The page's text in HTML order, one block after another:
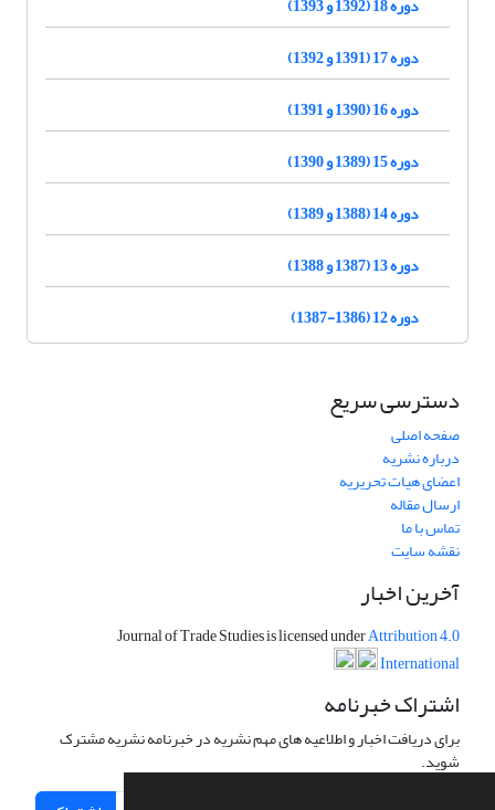
دوره 17 (1391 و 1392)
دوره 16 (1390 و 1391)
دوره 15 (1389 و 1390)
دوره 14 (1388 و 1389)
دوره 13 (1387 و 1388)
دوره 12 (1386-1387)
دسترسی سریع
صفحه اصلی
درباره نشریه
اعضای هیات تحریریه
ارسال مقاله
تماس با ما
نقشه سایت
آخرین اخبار
Journal of Trade Studies is licensed underAttribution 4.0
International
اشتراک خبرنامه
برای دریافت اخبار و اطلاعیه های مهم نشریه در خبرنامه نشریه مشترک
شوید.